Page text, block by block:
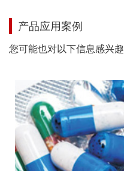
产品应用案例
您可能也对以下信息感兴趣